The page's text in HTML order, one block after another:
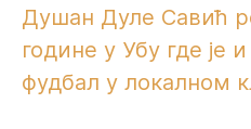
Душан Дуле Савић
године у Убу где је
фудбал у локалном